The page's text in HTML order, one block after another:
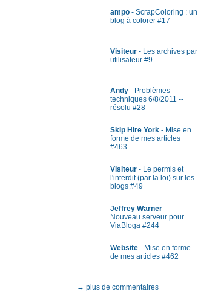
ampo - ScrapColoring : un
blog à colorer #17
Visiteur - Les archives par
utilisateur #9
Andy - Problèmes
techniques 6/8/2011 --
résolu #28
Skip Hire York - Mise en
forme de mes articles
#463
Visiteur - Le permis et
l'interdit (par la loi) sur les
blogs #49
Jeffrey Warner -
Nouveau serveur pour
ViaBloga #244
Website - Mise en forme
de mes articles #462
→ plus de commentaires